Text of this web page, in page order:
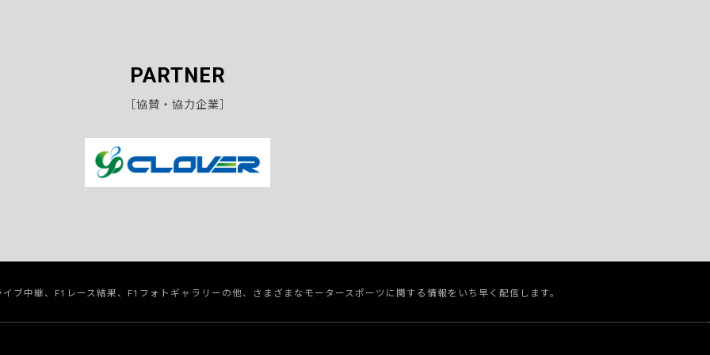
PARTNER
［協賛・協力企業］
ブ中継、F1レース結果、F1フォトギャラリーの他、さまざまなモータースポーツに関する情報をいち早く配信します。